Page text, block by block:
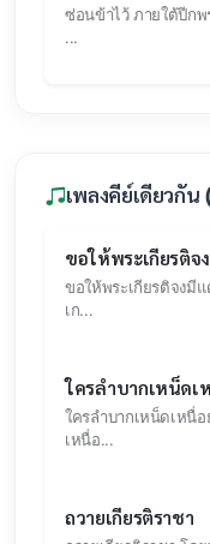
ซ่อนข้าไว้ ภายใต้ปีก
...
เพลงคีย์เดียวกัน
ขอให้พระเกียรติจ
ขอให้พระเกียรติจงมี
เก...
ใครลำบากเหน็ดเ
ใครลำบากเหน็ดเหนื่
เหนื่อ...
ถวายเกียรติราชา